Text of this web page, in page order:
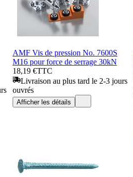
AMF Vis de pression No. 7600S
M16 pour force de serrage 30kN
18,19 €TTC
Livraison au plus tard le 2-3 jours
ouvrés
Afficher les détails